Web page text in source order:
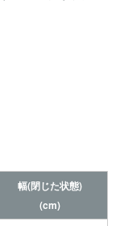
幅(閉じた状態)
(cm)